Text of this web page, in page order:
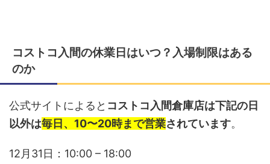
コストコ入間の休業日はいつ？入場制限はある
のか
公式サイトによると コストコ入間倉庫店は下記の日
以外は毎日、10〜20時まで営業されています。
12月31日：10:00 – 18:00